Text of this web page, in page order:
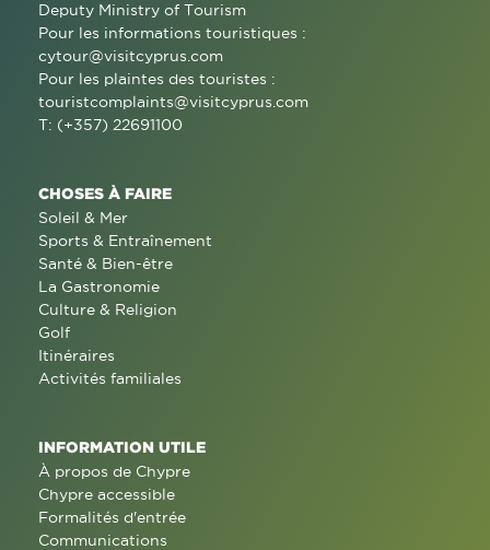
Deputy Ministry of Tourism
Pour les informations touristiques :
cytour@visitcyprus.com
Pour les plaintes des touristes :
touristcomplaints@visitcyprus.com
T: (+357) 22691100
CHOSES À FAIRE
Soleil & Mer
Sports & Entraînement
Santé & Bien-être
La Gastronomie
Culture & Religion
Golf
Itinéraires
Activités familiales
INFORMATION UTILE
À propos de Chypre
Chypre accessible
Formalités d'entrée
Communications